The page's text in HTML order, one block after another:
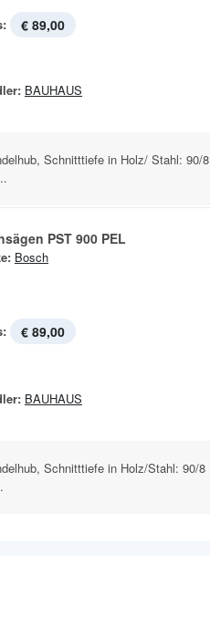
€ 89,00
BAUHAUS
Schnitttiefe in Holz/ Stahl: 90/8
PST 900 PEL
Bosch
€ 89,00
BAUHAUS
Schnitttiefe in Holz/Stahl: 90/8